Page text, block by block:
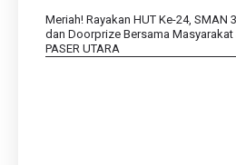
Meriah! Rayakan HUT Ke-24, SMAN
dan Doorprize Bersama Masyarakat
PASER UTARA